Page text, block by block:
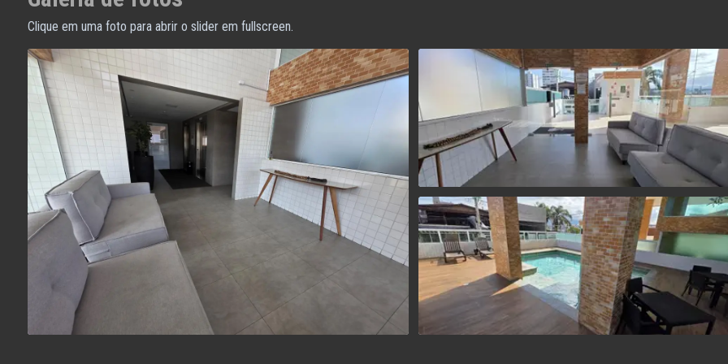
Clique em uma foto para abrir o slider em fullscreen.